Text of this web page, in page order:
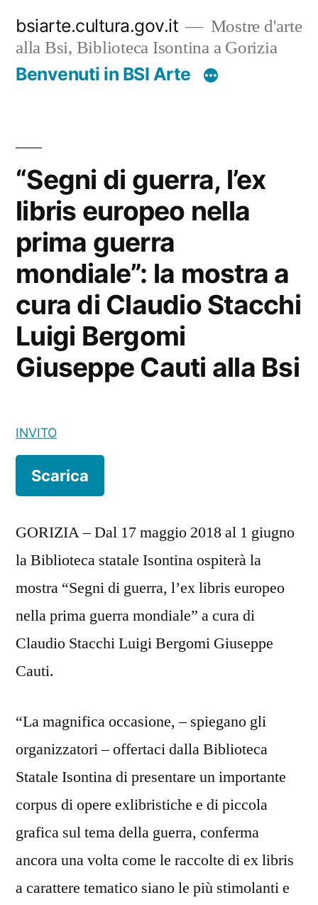
contenuto
bsiarte.cultura.gov.it
Mostre d'arte
alla Bsi, Biblioteca Isontina a Gorizia
Benvenuti in BSI Arte
“Segni di guerra, l’ex
libris europeo nella
prima guerra
mondiale”: la mostra a
cura di Claudio Stacchi
Luigi Bergomi
Giuseppe Cauti alla Bsi
INVITO
Scarica
GORIZIA – Dal 17 maggio 2018 al 1 giugno
la Biblioteca statale Isontina ospiterà la
mostra “Segni di guerra, l’ex libris europeo
nella prima guerra mondiale” a cura di
Claudio Stacchi Luigi Bergomi Giuseppe
Cauti.
“La magnifica occasione, – spiegano gli
organizzatori – offertaci dalla Biblioteca
Statale Isontina di presentare un importante
corpus di opere exlibristiche e di piccola
grafica sul tema della guerra, conferma
ancora una volta come le raccolte di ex libris
a carattere tematico siano le più stimolanti e